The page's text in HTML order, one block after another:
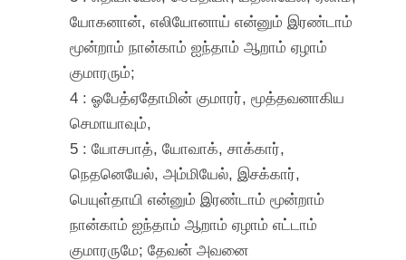
யோகனான், எலியோனாய் என்னும் இரண்டாம்
மூன்றாம் நான்காம் ஐந்தாம் ஆறாம் ஏழாம்
குமாரரும்;
4 : ஓபேத்ஏதோமின் குமாரர், மூத்தவனாகிய
செமாயாவும்,
5 : யோசபாத், யோவாக், சாக்கார்,
நெதனெயேல், அம்மியேல், இசக்கார்,
பெயுள்தாயி என்னும் இரண்டாம் மூன்றாம்
நான்காம் ஐந்தாம் ஆறாம் ஏழாம் எட்டாம்
குமாரருமே; தேவன் அவனை